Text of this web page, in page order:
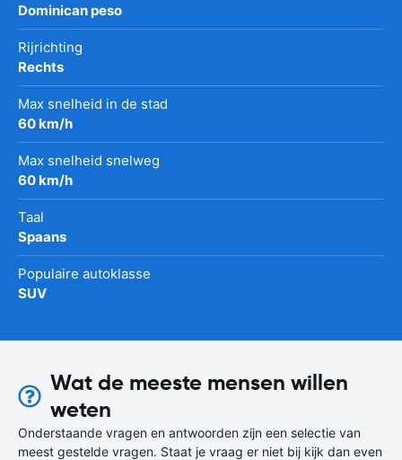
Dominican peso
Rijrichting
Rechts
Max snelheid in de stad
60 km/h
Max snelheid snelweg
60 km/h
Taal
Spaans
Populaire autoklasse
SUV
Wat de meeste mensen willen
weten
Onderstaande vragen en antwoorden zijn een selectie van
meest gestelde vragen. Staat je vraag er niet bij kijk dan even